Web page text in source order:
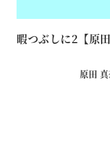
暇つぶしに2【原田
原田